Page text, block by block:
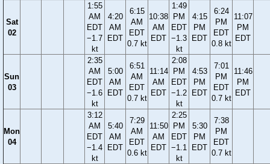
Sat
02
1:55
AM
EDT
−1.7
kt
4:20
AM
EDT
6:15
AM
EDT
0.7 kt
10:38
AM
EDT
1:49
PM
EDT
−1.3
kt
4:15
PM
EDT
6:24
PM
EDT
0.8 kt
11:07
PM
EDT
Sun
03
2:35
AM
EDT
−1.6
kt
5:00
AM
EDT
6:51
AM
EDT
0.7 kt
11:14
AM
EDT
2:08
PM
EDT
−1.2
kt
4:53
PM
EDT
7:01
PM
EDT
0.7 kt
11:46
PM
EDT
Mon
04
3:12
AM
EDT
−1.4
kt
5:40
AM
EDT
7:29
AM
EDT
0.6 kt
11:50
AM
EDT
2:25
PM
EDT
−1.1
kt
5:30
PM
EDT
7:38
PM
EDT
0.7 kt